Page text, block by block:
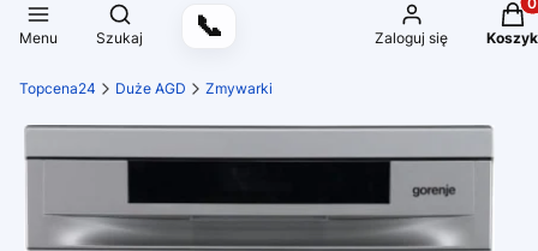
Menu
Otwórz wyszukiwarkę
Szukaj 📞 Zaloguj się Koszyk
Topcena24 Duże AGD Zmywarki